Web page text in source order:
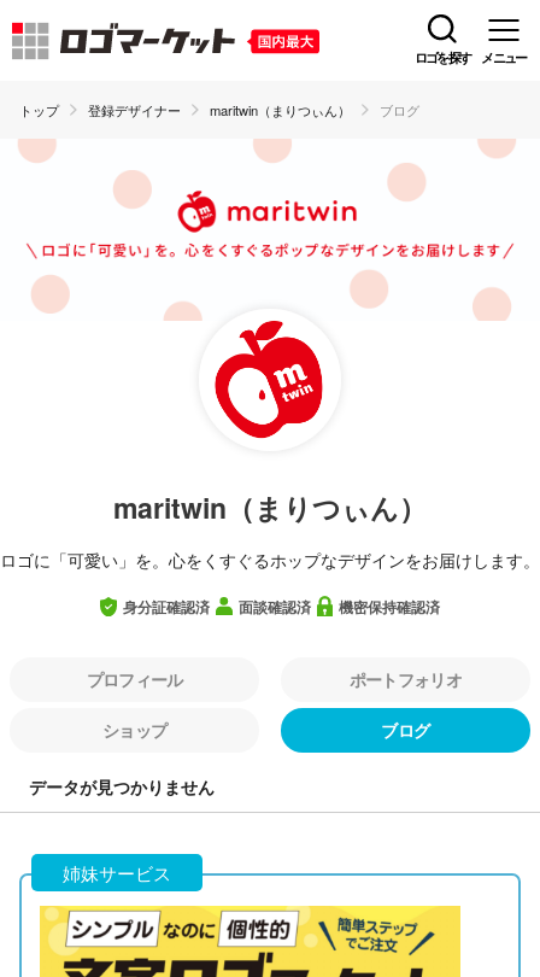
ロゴを探す メニュー
トップ 登録デザイナー maritwin（まりつぃん） ブログ
maritwin（まりつぃん）
ロゴに「可愛い」を。心をくすぐるホップなデザインをお届けします。
身分証確認済 面談確認済 機密保持確認済
プロフィール ポートフォリオ
ショップ ブログ
データが見つかりません
姉妹サービス